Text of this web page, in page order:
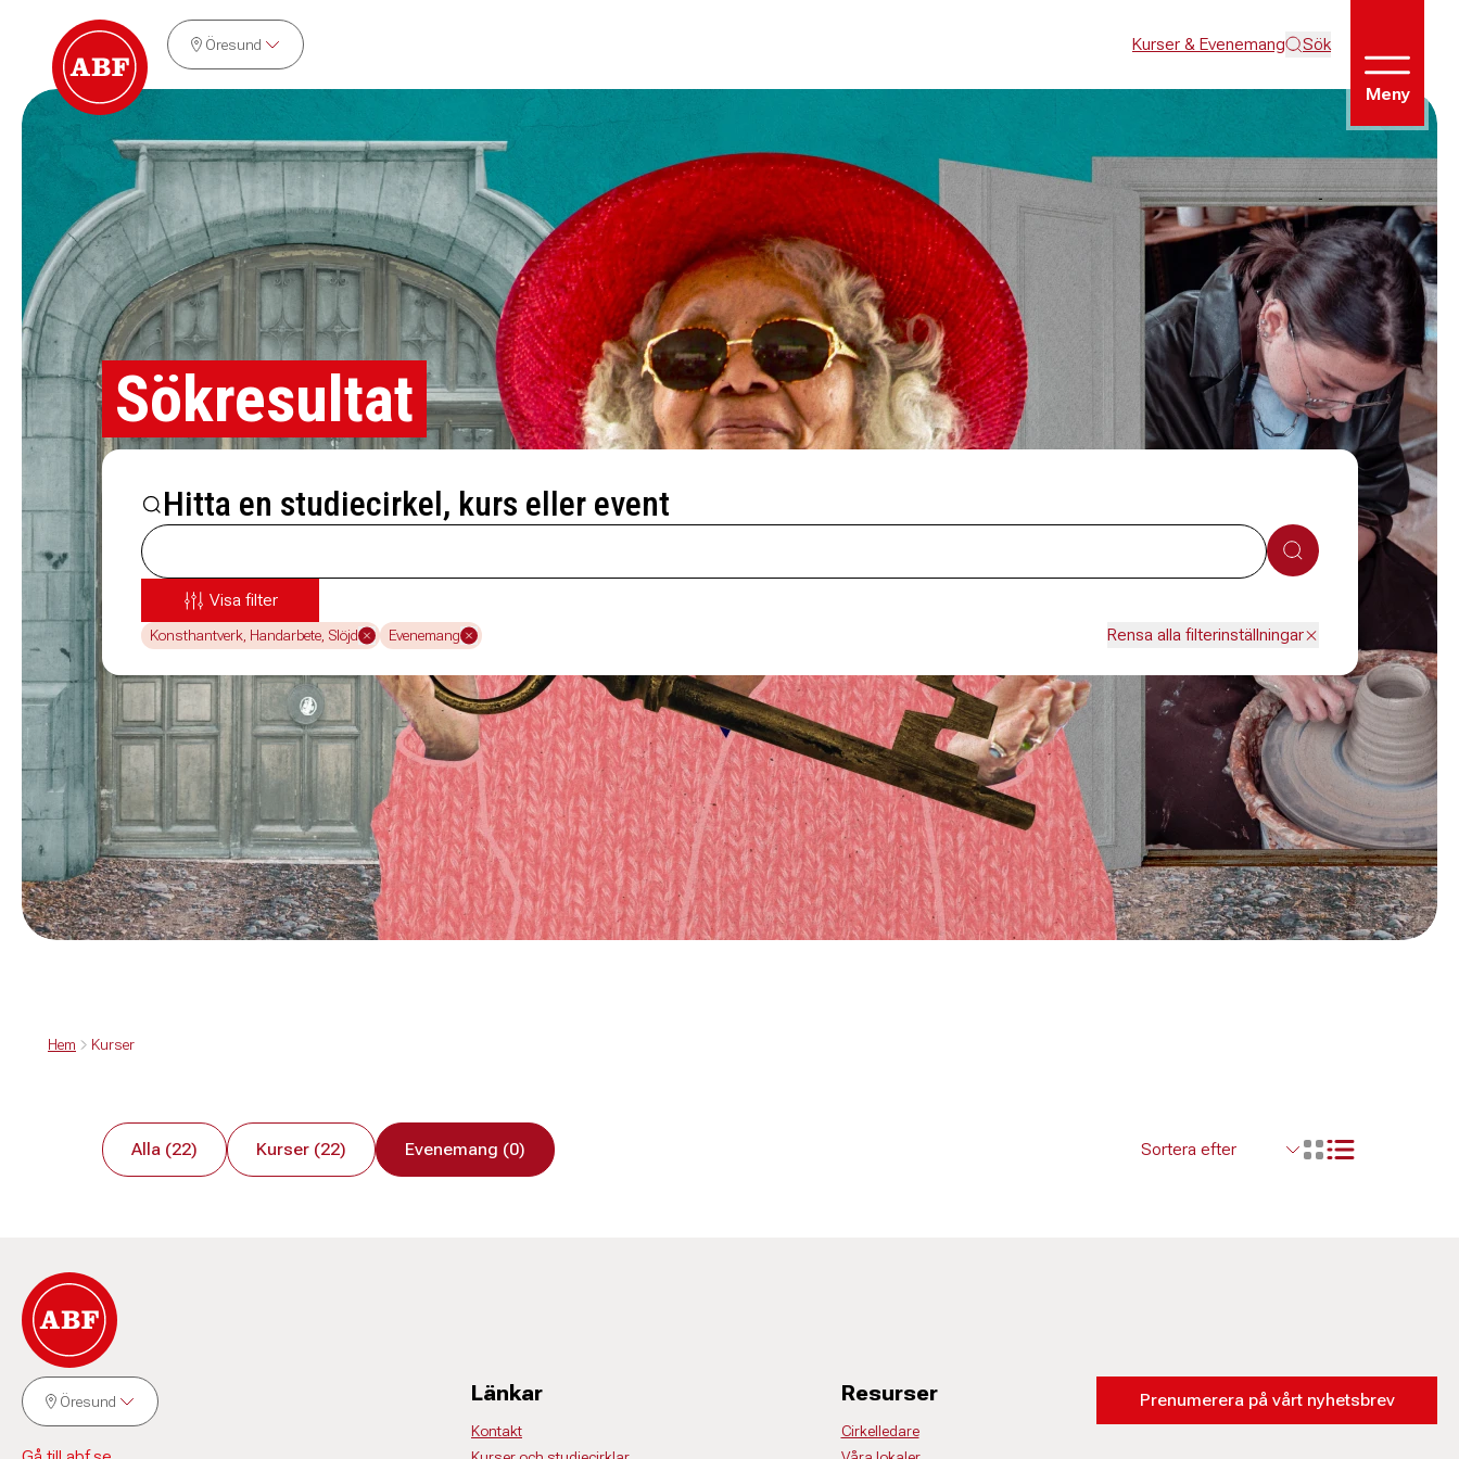
Öresund Kurser & Evenemang Sök
Meny
Sökresultat
Hitta en studiecirkel, kurs eller event
Sök
Visa filter
Konsthantverk, Handarbete, Slöjd Evenemang Rensa alla filterinställningar
Hem Kurser
Alla (22) Kurser (22) Evenemang (0) Visa resultaten i ett
Visa resultaten
Öresund Länkar
Kontakt
Resurser
Cirkelledare
Prenumerera på vårt nyhetsbrev